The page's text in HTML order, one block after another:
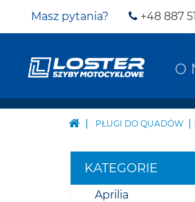
Masz pytania? +48 887
O
PŁUGI DO QUADÓW
KATEGORIE
Aprilia